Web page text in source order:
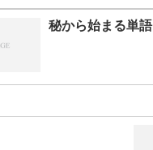
秘から始まる単語